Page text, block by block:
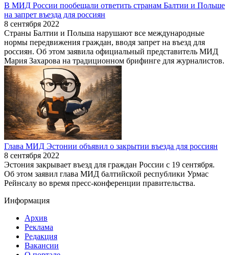
В МИД России пообещали ответить странам Балтии и Польше
на запрет въезда для россиян
8 сентября 2022
Страны Балтии и Польша нарушают все международные
нормы передвижения граждан, вводя запрет на въезд для
россиян. Об этом заявила официальный представитель МИД
Мария Захарова на традиционном брифинге для журналистов.
Глава МИД Эстонии объявил о закрытии въезда для россиян
8 сентября 2022
Эстония закрывает въезд для граждан России с 19 сентября.
Об этом заявил глава МИД балтийской республики Урмас
Рейнсалу во время пресс-конференции правительства.
Информация
Архив
Реклама
Редакция
Вакансии